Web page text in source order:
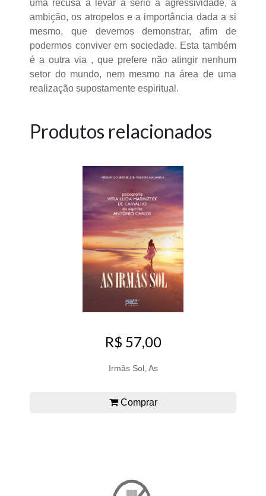
uma recusa a levar a sério a agressividade, a
ambição, os atropelos e a importância dada a si
mesmo, que devemos demonstrar, afim de
podermos conviver em sociedade. Esta também
é a outra via , que prefere não atingir nenhum
setor do mundo, nem mesmo na área de uma
realização supostamente espiritual.
Produtos relacionados
R$ 57,00
Irmãs Sol, As
Comprar